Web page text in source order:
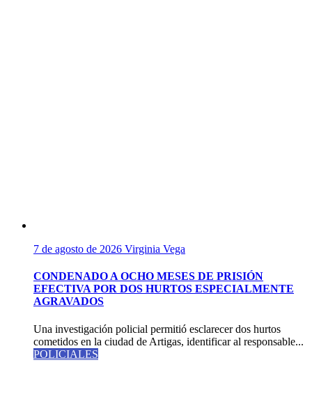
7 de agosto de 2026 Virginia Vega
CONDENADO A OCHO MESES DE PRISIÓN
EFECTIVA POR DOS HURTOS ESPECIALMENTE
AGRAVADOS
Una investigación policial permitió esclarecer dos hurtos
cometidos en la ciudad de Artigas, identificar al responsable...
POLICIALES